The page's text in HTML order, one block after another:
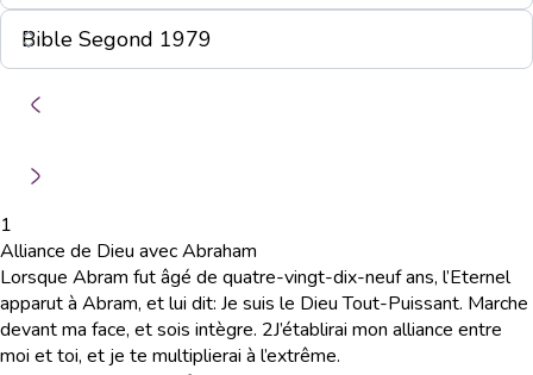
1
Alliance de Dieu avec Abraham
Lorsque Abram fut âgé de quatre-vingt-dix-neuf ans, l’Eternel
apparut à Abram, et lui dit: Je suis le Dieu Tout-Puissant. Marche
devant ma face, et sois intègre. 2J’établirai mon alliance entre
moi et toi, et je te multiplierai à l’extrême.